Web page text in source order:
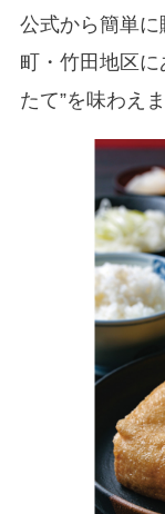
公式から簡単
町・竹田地区
たて”を味わえま